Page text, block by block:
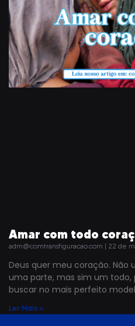
Amar com todo
adm@comtransfiguracao.com 22 de
Deus quer meu coração.
uma parte, mas sim um todo,
buscar no mais perfeito
Ler Mais »